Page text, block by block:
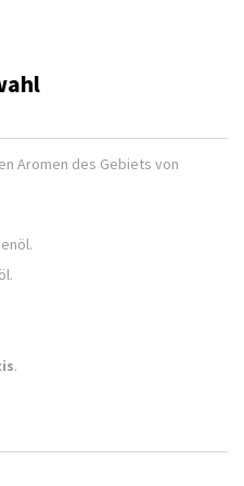
Aromen des Gebiets von
.